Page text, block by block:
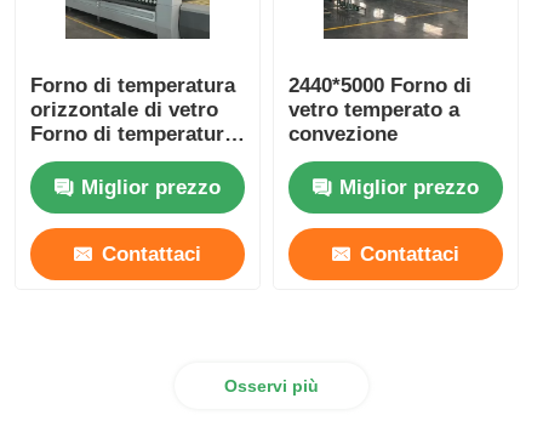
Caldaia industriale per acqua calda
Caldaie a gas
caldaia a vapore della biomassa
Forno da laboratorio industriale
Macchina di fusione CCM
Forno di temperatura
orizzontale di vetro
Forno di temperatura
per la costruzione di
vetro piatto
Miglior prezzo
Contattaci
2440*5000 Forno di
vetro temperato a
convezione
Miglior prezzo
Contattaci
Osservi più